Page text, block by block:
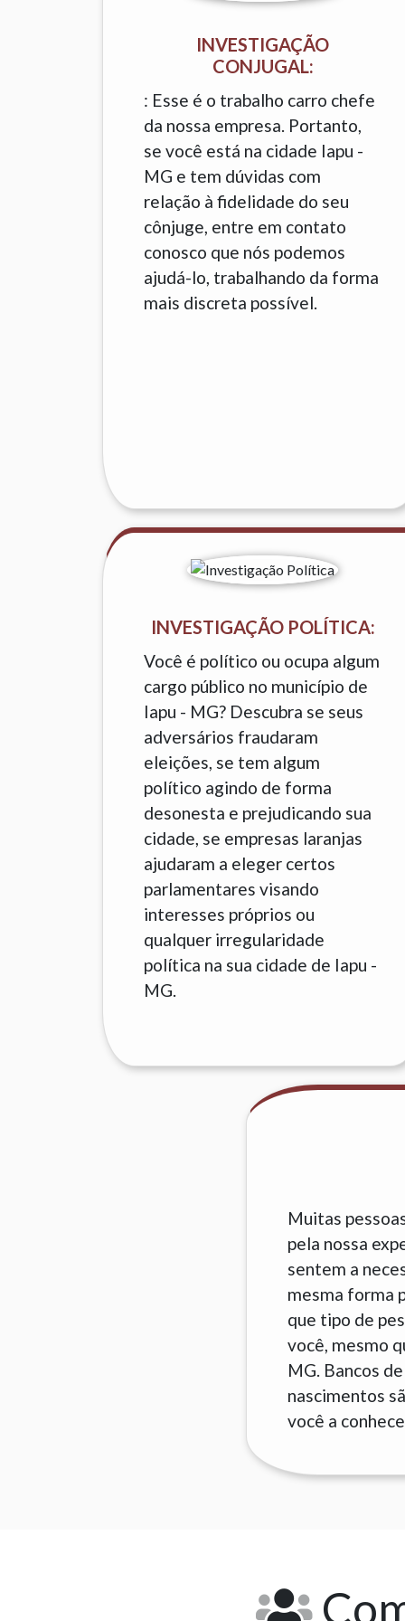
INVESTIGAÇÃO
CONJUGAL:
: Esse é o trabalho carro chefe
da nossa empresa. Portanto,
se você está na cidade Iapu -
MG e tem dúvidas com
relação à fidelidade do seu
cônjuge, entre em contato
conosco que nós podemos
ajudá-lo, trabalhando da forma
mais discreta possível.
INVESTIGAÇÃO POLÍTICA:
Você é político ou ocupa algum
cargo público no município de
Iapu - MG? Descubra se seus
adversários fraudaram
eleições, se tem algum
político agindo de forma
desonesta e prejudicando sua
cidade, se empresas laranjas
ajudaram a eleger certos
parlamentares visando
interesses próprios ou
qualquer irregularidade
política na sua cidade de Iapu -
MG.
Muitas
pela nossa
sentem a
mesma forma
que tipo de
você, mesmo
MG. Bancos
nascimentos
você a